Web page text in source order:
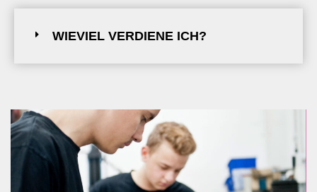
WIEVIEL VERDIENE ICH?